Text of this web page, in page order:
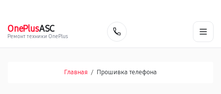
OnePlusASC
Ремонт техники OnePlus
Главная / Прошивка телефона